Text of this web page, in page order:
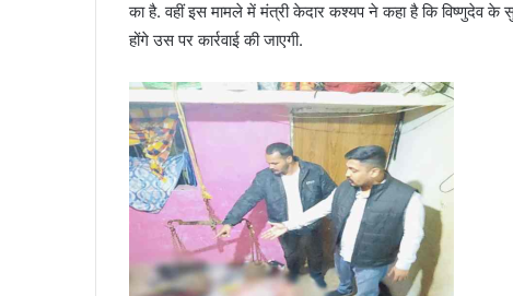
का है. वहीं इस मामले में मंत्री केदार कश्यप ने कहा है कि विष्णुदेव के
होंगे उस पर कार्रवाई की जाएगी.